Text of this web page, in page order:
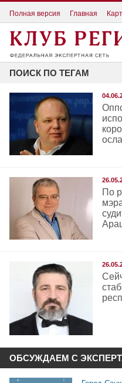
Полная версия Главная
ПОИСК ПО ТЕГАМ
По
ОБСУЖДАЕМ С